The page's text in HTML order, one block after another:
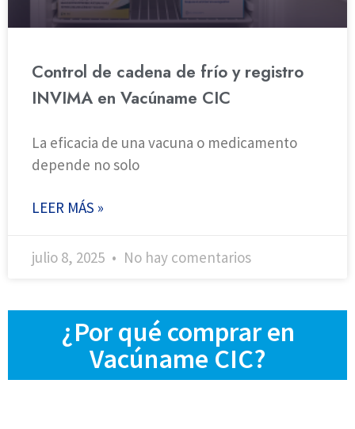
Control de cadena de frío y registro
INVIMA en Vacúname CIC
La eficacia de una vacuna o medicamento
depende no solo
LEER MÁS »
julio 8, 2025 No hay comentarios
¿Por qué comprar en
Vacúname CIC?